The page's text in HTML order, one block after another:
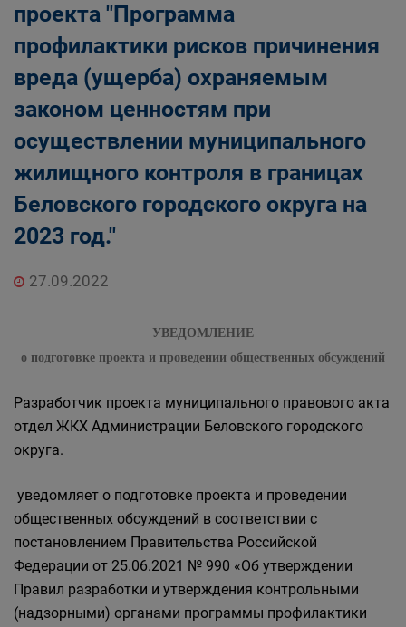
проекта "Программа
профилактики рисков причинения
вреда (ущерба) охраняемым
законом ценностям при
осуществлении муниципального
жилищного контроля в границах
Беловского городского округа на
2023 год."
27.09.2022
УВЕДОМЛЕНИЕ
о подготовке проекта и проведении общественных обсуждений
Разработчик проекта муниципального правового акта
отдел ЖКХ Администрации Беловского городского
округа.
уведомляет о подготовке проекта и проведении
общественных обсуждений в соответствии с
постановлением Правительства Российской
Федерации от 25.06.2021 № 990 «Об утверждении
Правил разработки и утверждения контрольными
(надзорными) органами программы профилактики